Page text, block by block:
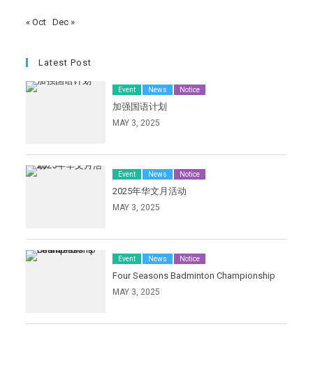
« Oct Dec »
Latest Post
Event News Notice
加强国语计划
MAY 3, 2025
Event News Notice
2025年华文月活动
MAY 3, 2025
Event News Notice
Four Seasons Badminton Championship
MAY 3, 2025